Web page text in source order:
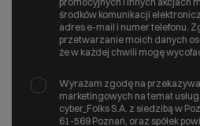
środków komunikacji
adres e-mail i numer telefonu.
przetwarzanie moich danych
że w każdej chwili mogę
Wyrażam zgodę na
marketingowych na temat
cyber_Folks S.A. z siedzibą w
61-569 Poznań, oraz spółek